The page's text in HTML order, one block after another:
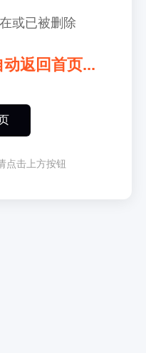
或已被删除
返回首页...
点击上方按钮